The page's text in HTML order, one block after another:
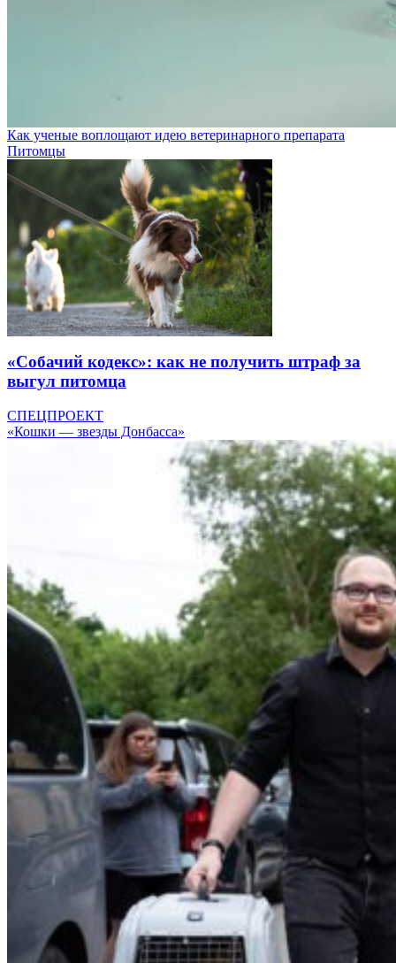
Как ученые воплощают идею ветеринарного препарата
Питомцы
«Собачий кодекс»: как не получить штраф за
выгул питомца
СПЕЦПРОЕКТ
«Кошки — звезды Донбасса»